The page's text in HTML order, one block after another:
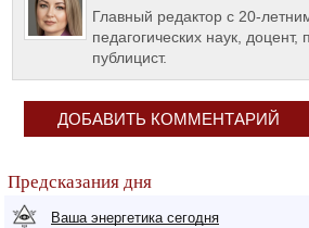
Главный редактор с 20-
педагогических наук, доцент,
публицист.
ДОБАВИТЬ КОММЕНТАРИЙ
Предсказания дня
Ваша энергетика сегодня